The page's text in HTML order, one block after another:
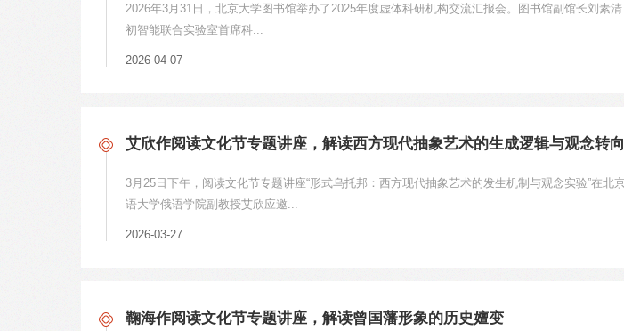
2026年3月31日，北京大学图书馆举办了2025年度虚体科研机构交流汇报会。图书馆副馆长刘素
初智能联合实验室首席科...
2026-04-07
艾欣作阅读文化节专题讲座，解读西方现代抽象艺术的生成逻辑与观念转向
3月25日下午，阅读文化节专题讲座“形式乌托邦：西方现代抽象艺术的发生机制与观念实验”在北
语大学俄语学院副教授艾欣应邀...
2026-03-27
鞠海作阅读文化节专题讲座，解读曾国藩形象的历史嬗变